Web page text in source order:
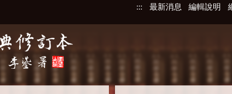
::: 最新消息 編輯說明